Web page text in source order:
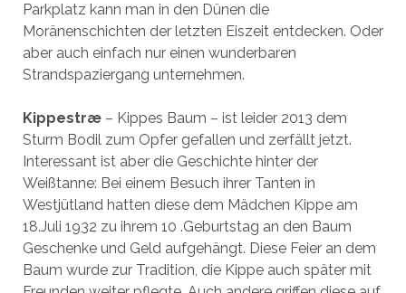
Parkplatz kann man in den Dünen die
Moränenschichten der letzten Eiszeit entdecken. Oder
aber auch einfach nur einen wunderbaren
Strandspaziergang unternehmen.
Kippestræ – Kippes Baum – ist leider 2013 dem
Sturm Bodil zum Opfer gefallen und zerfällt jetzt.
Interessant ist aber die Geschichte hinter der
Weißtanne: Bei einem Besuch ihrer Tanten in
Westjütland hatten diese dem Mädchen Kippe am
18.Juli 1932 zu ihrem 10 .Geburtstag an den Baum
Geschenke und Geld aufgehängt. Diese Feier an dem
Baum wurde zur Tradition, die Kippe auch später mit